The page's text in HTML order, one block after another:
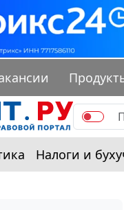
Налоги и